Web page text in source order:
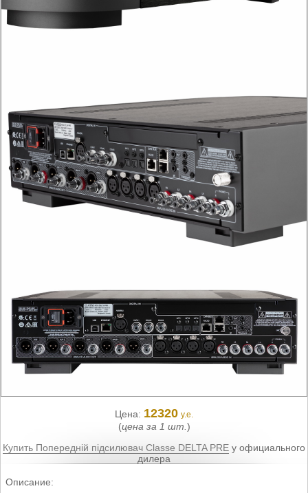
Цена: 12320 у.е.
(цена за 1 шт. )
Купить Попередній підсилювач Classe DELTA PRE у официального
дилера
Описание: